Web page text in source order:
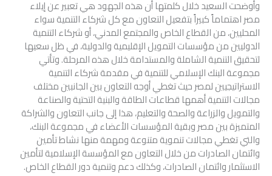
وأوضحت السعيد خلال كلمتها أن هذه الجهود هي تعبير عن إيلاء
مصر اهتماماً كبيراً بتفعيل التعاون مع كل شركاء التنمية سواء
المحليين، من القطاع الخاص والمجتمع المدني، أو شركاء التنمية
الدوليين من مؤسسات التمويل الإقليمية والدولية، في ظل سعيها
لتحقيق التنمية الشاملة والمستدامة خلال هذه المرحلة. وتأتي
مجموعة البنك الإسلامي للتنمية في مقدمة شركاء التنمية
الاستراتيجيين لمصر حيث تغطي أوجه التعاون بين الجانبين مختلف
مجالات التنمية أهمها قطاعات الطاقة والبنية التحتية والصناعة
والتمويل والزراعة والصحة والتعليم، هذا إلى جانب التعاون والشراكة
المتميزة بين مصر وبقية المؤسسات الأعضاء في مجموعة البنك،
والتي تغطي مجالات تنموية متنوعة ومهمة منها نشاط تأمين
وائتمان الصادرات من خلال التعاون مع المؤسسة الإسلامية لتأمين
الاستثمار وائتمان الصادرات، وكذلك دعم وتنمية دور القطاع الخاص.